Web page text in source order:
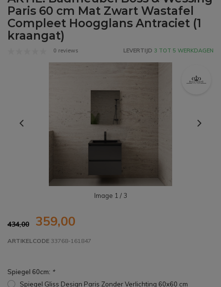
Paris 60 cm Mat Zwart Wastafel
Compleet Hoogglans Antraciet (1
kraangat)
0 reviews LEVERTIJD 3 TOT 5 WERKDAGEN
Image 1 / 3
434,00 359,00
ARTIKELCODE 33768-161847
Spiegel 60cm: *
Spiegel Gliss Design Paris Zonder Verlichting 60x60 cm